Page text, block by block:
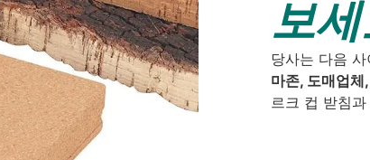
보
당사는 다음
마존, 도매업체
르크 컵 받침